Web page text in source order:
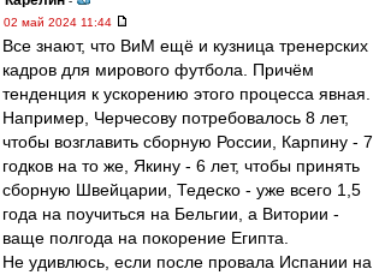
02 май 2024 11:44
Все знают, что ВиМ ещё и кузница тренерских
кадров для мирового футбола. Причём
тенденция к ускорению этого процесса явная.
Например, Черчесову потребовалось 8 лет,
чтобы возглавить сборную России, Карпину - 7
годков на то же, Якину - 6 лет, чтобы принять
сборную Швейцарии, Тедеско - уже всего 1,5
года на поучиться на Бельгии, а Витории -
ваще полгода на покорение Египта.
Не удивлюсь, если после провала Испании на